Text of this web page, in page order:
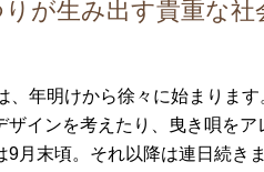
りが生み出す貴重な社
、年明けから徐々に始まりま
ザインを考えたり、曳き唄をア
月末頃。それ以降は連日続きま